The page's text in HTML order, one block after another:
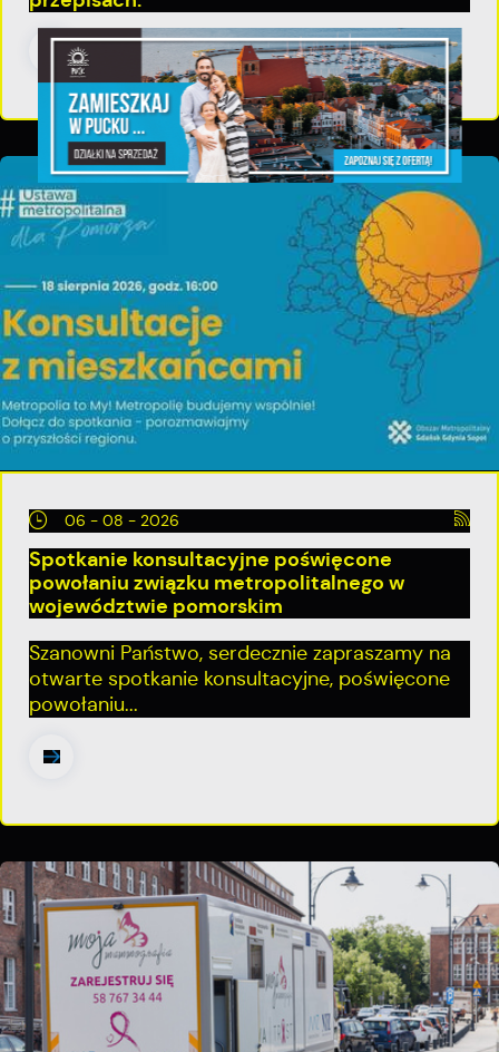
06 - 08 - 2026
Spotkanie konsultacyjne poświęcone
powołaniu związku metropolitalnego w
województwie pomorskim
Szanowni Państwo, serdecznie zapraszamy na
otwarte spotkanie konsultacyjne, poświęcone
powołaniu...